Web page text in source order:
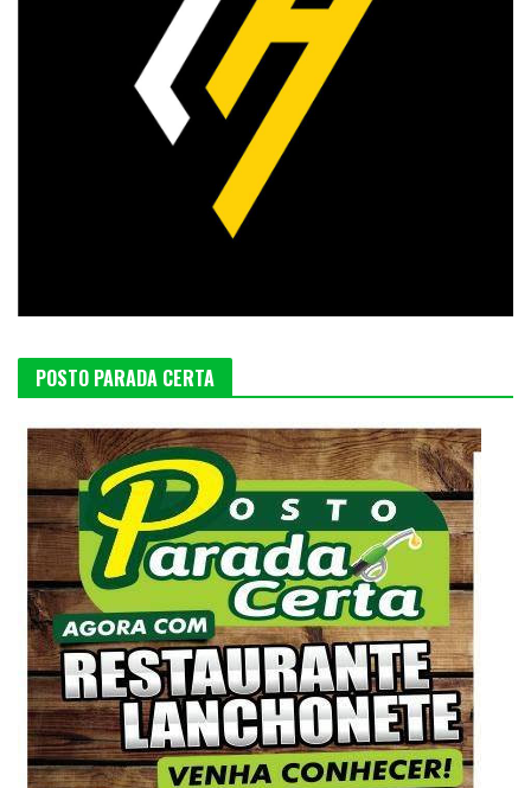
POSTO PARADA CERTA